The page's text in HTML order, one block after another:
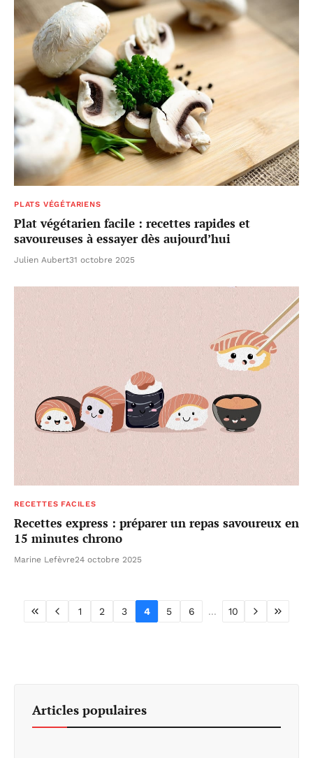
PLATS VÉGÉTARIENS
Plat végétarien facile : recettes rapides et
savoureuses à essayer dès aujourd’hui
Julien Aubert31 octobre 2025
RECETTES FACILES
Recettes express : préparer un repas savoureux en
15 minutes chrono
Marine Lefèvre24 octobre 2025
1 2 3 4 5 6 ... 10
Articles populaires